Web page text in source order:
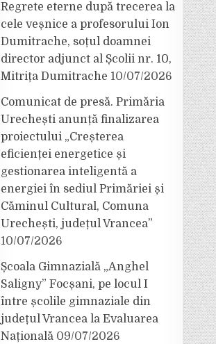
Regrete eterne după trecerea la
cele veșnice a profesorului Ion
Dumitrache, soțul doamnei
director adjunct al Școlii nr. 10,
Mitrița Dumitrache 10/07/2026
Comunicat de presă. Primăria
Urechești anunță finalizarea
proiectului „Creșterea
eficienței energetice și
gestionarea inteligentă a
energiei în sediul Primăriei și
Căminul Cultural, Comuna
Urechești, județul Vrancea”
10/07/2026
Școala Gimnazială „Anghel
Saligny” Focșani, pe locul I
între școlile gimnaziale din
județul Vrancea la Evaluarea
Națională 09/07/2026